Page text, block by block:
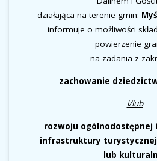
działająca na terenie gmin:
informuje o możliwości
powierzenie
na zadania z
zachowanie
i/lub
rozwoju ogólnodostępnej
infrastruktury
lub